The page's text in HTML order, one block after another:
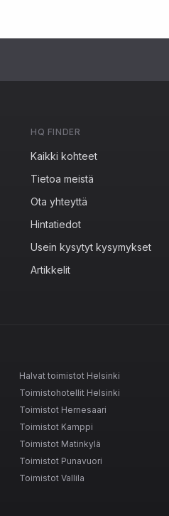
HQ FINDER
Kaikki kohteet
Tietoa meistä
Ota yhteyttä
Hintatiedot
Usein kysytyt kysymykset
Artikkelit
Halvat toimistot Helsinki
Toimistohotellit Helsinki
Toimistot Hernesaari
Toimistot Kamppi
Toimistot Matinkylä
Toimistot Punavuori
Toimistot Vallila